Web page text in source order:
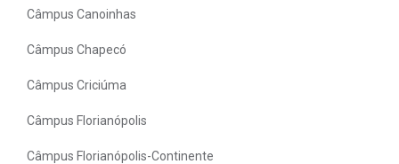
Câmpus Canoinhas
Câmpus Chapecó
Câmpus Criciúma
Câmpus Florianópolis
Câmpus Florianópolis-Continente